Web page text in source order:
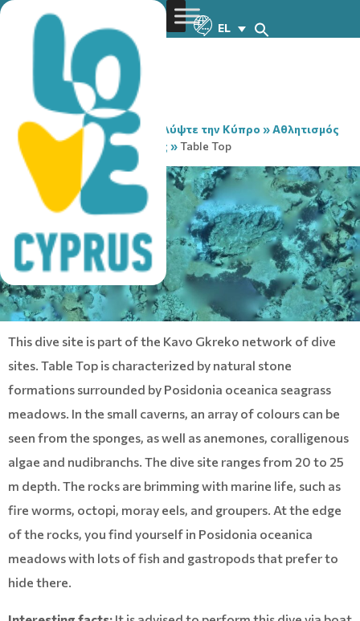
EL
You are here:Home» Ανακαλύψτε την Κύπρο »Αθλητισμός
& Προπόνηση
Καταδύσεις »Table Top
This dive site is part of the Kavo Gkreko network of dive
sites. Table Top is characterized by natural stone
formations surrounded by Posidonia oceanica seagrass
meadows. In the small caverns, an array of colours can be
seen from the sponges, as well as anemones, coralligenous
algae and nudibranchs. The dive site ranges from 20 to 25
m depth. The rocks are brimming with marine life, such as
fire worms, octopi, moray eels, and groupers. At the edge
of the rocks, you find yourself in Posidonia oceanica
meadows with lots of fish and gastropods that prefer to
hide there.